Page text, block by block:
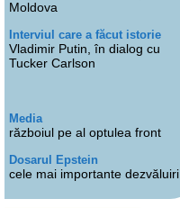
Moldova
Interviul care a făcut istorie
Vladimir Putin, în dialog cu
Tucker Carlson
Media
războiul pe al optulea front
Dosarul Epstein
cele mai importante dezvăluiri